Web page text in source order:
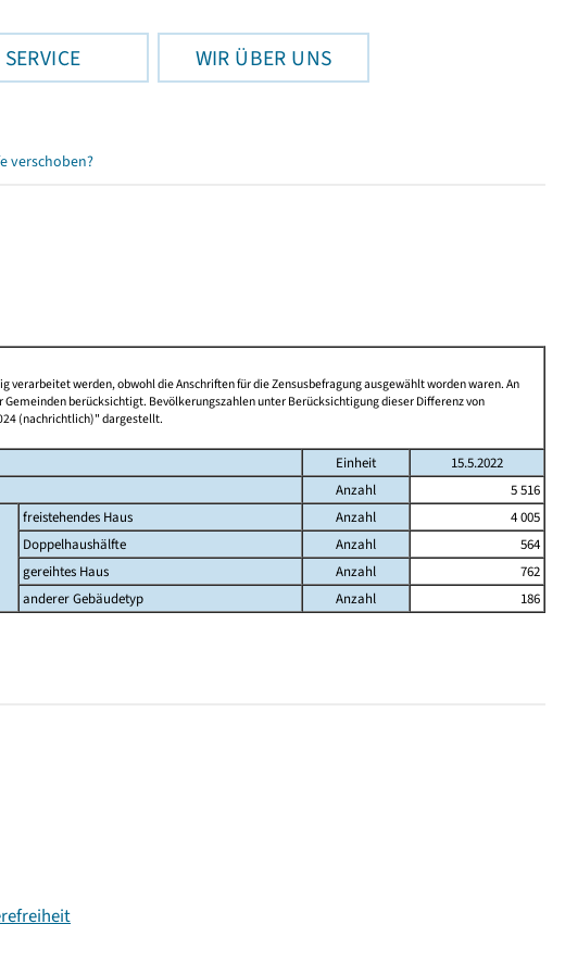
SERVICE WIR ÜBER UNS
verschoben?
werden, obwohl die Anschriften für die Zensusbefragung ausgewählt worden waren. An
berücksichtigt. Bevölkerungszahlen unter Berücksichtigung dieser Differenz von
(nachrichtlich)" dargestellt.
Einheit
15.5.2022
Anzahl
5 516
freistehendes Haus Anzahl
4 005
Doppelhaushälfte
Anzahl
564
gereihtes Haus
Anzahl
762
anderer Gebäudetyp
Anzahl 186